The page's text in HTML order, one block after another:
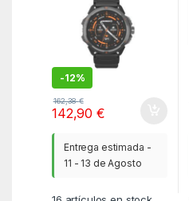
-12%
162,38€
142,90€
Entrega estimada -
11 - 13 de Agosto